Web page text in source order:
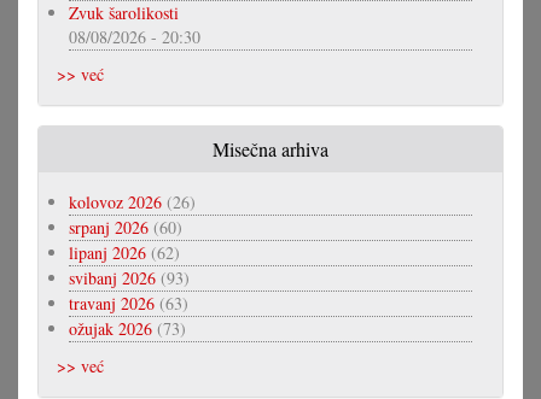
Zvuk šarolikosti
08/08/2026 - 20:30
>> već
Misečna arhiva
kolovoz 2026 (26)
srpanj 2026 (60)
lipanj 2026 (62)
svibanj 2026 (93)
travanj 2026 (63)
ožujak 2026 (73)
>> već